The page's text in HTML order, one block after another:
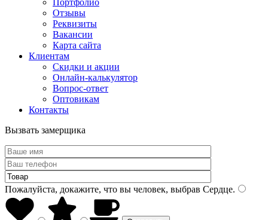
Портфолио
Отзывы
Реквизиты
Вакансии
Карта сайта
Клиентам
Скидки и акции
Онлайн-калькулятор
Вопрос-ответ
Оптовикам
Контакты
Вызвать замерщика
Пожалуйста, докажите, что вы человек, выбрав Сердце.